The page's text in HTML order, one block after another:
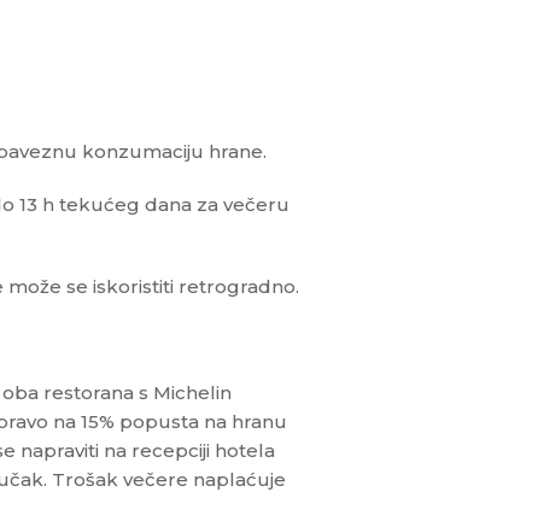
konzumaciju hrane.
13 h tekućeg dana za večeru
se iskoristiti retrogradno.
restorana s Michelin
na 15% popusta na hranu
napraviti na recepciji hotela
Trošak večere naplaćuje